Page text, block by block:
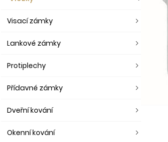
Visací zámky
Lankové zámky
Protiplechy
Přídavné zámky
Dveřní kování
Okenní kování